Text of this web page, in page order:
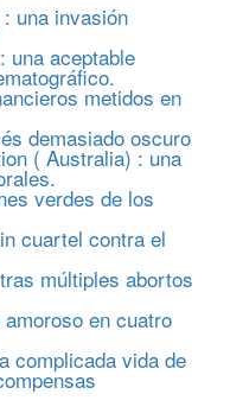
una invasión
una aceptable
metidos en
demasiado oscuro
( Australia) : una
verdes de los
cuartel contra el
múltiples abortos
en cuatro
complicada vida de